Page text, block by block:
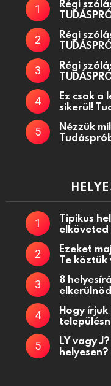
Régi
Régi
Régi
Ez csak a
sikerül!
Nézzük
Tipikus
elköveted
Ezeket
Te köztük
8
Hogy
LY vagy
helyesen?